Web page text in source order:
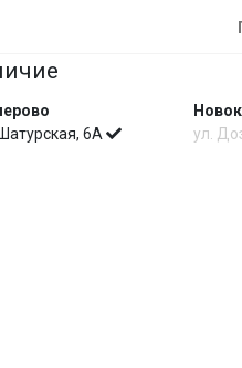
6А
ул.